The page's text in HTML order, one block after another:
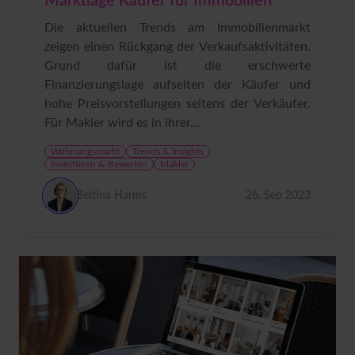
Die aktuellen Trends am Immobilienmarkt
zeigen einen Rückgang der Verkaufsaktivitäten.
Grund dafür ist die erschwerte
Finanzierungslage aufseiten der Käufer und
hohe Preisvorstellungen seitens der Verkäufer.
Für Makler wird es in ihrer...
Wohnungsmarkt
Trends & Insights
Investieren & Bewerten
Makler
Bettina Harms 26. Sep 2023